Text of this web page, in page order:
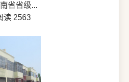
省省级...
读 2563